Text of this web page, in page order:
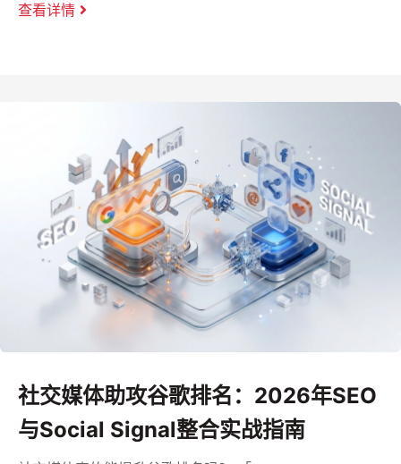
查看详情
社交媒体助攻谷歌排名：2026年SEO
与Social Signal整合实战指南